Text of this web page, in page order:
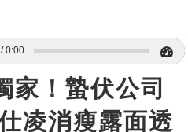
0:00
家！蟄伏公司
凌消瘦露面透